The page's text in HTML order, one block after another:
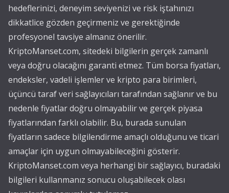
hedeflerinizi, deneyim seviyenizi ve risk iştahınızı
dikkatlice gözden geçirmeniz ve gerektiğinde
profesyonel tavsiye almanız önerilir.
KriptoManset.com, sitedeki bilgilerin gerçek zamanlı
veya doğru olacağını garanti etmez. Tüm borsa fiyatları,
endeksler, vadeli işlemler ve kripto para birimleri,
üçüncü taraf veri sağlayıcıları tarafından sağlanır ve bu
nedenle fiyatlar doğru olmayabilir ve gerçek piyasa
fiyatlarından farklı olabilir. Bu, burada sunulan
fiyatların sadece bilgilendirme amaçlı olduğunu ve ticari
amaçlar için uygun olmayabileceğini gösterir.
KriptoManset.com veya herhangi bir sağlayıcı, buradaki
bilgileri kullanmanız sonucu oluşabilecek olası